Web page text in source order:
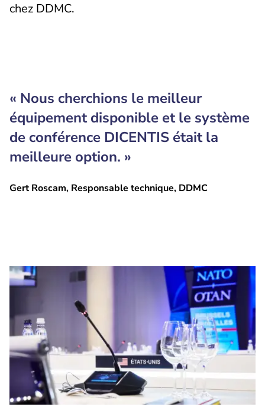
chez DDMC.
« Nous cherchions le meilleur
équipement disponible et le système
de conférence DICENTIS était la
meilleure option. »
Gert Roscam, Responsable technique, DDMC